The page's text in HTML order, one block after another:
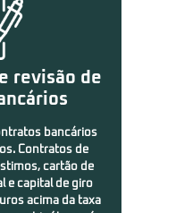
revisão de
bancários
Contratos de
cartão de
e capital de giro
acima da taxa